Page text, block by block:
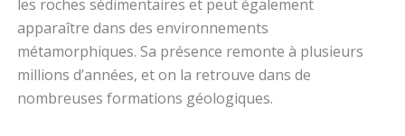
les roches sédimentaires et peut également
apparaître dans des environnements
métamorphiques. Sa présence remonte à plusieurs
millions d’années, et on la retrouve dans de
nombreuses formations géologiques.